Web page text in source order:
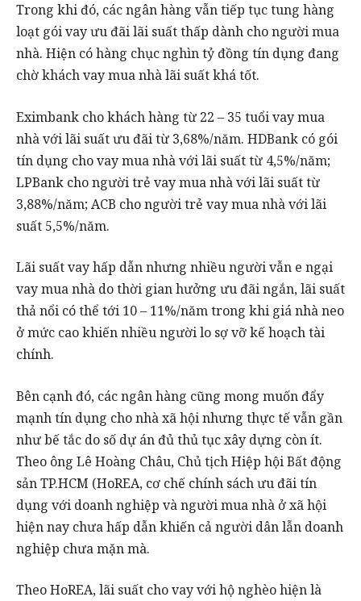
Trong khi đó, các ngân hàng vẫn tiếp tục tung hàng
loạt gói vay ưu đãi lãi suất thấp dành cho người mua
nhà. Hiện có hàng chục nghìn tỷ đồng tín dụng đang
chờ khách vay mua nhà lãi suất khá tốt.
Eximbank cho khách hàng từ 22 – 35 tuổi vay mua
nhà với lãi suất ưu đãi từ 3,68%/năm. HDBank có gói
tín dụng cho vay mua nhà với lãi suất từ 4,5%/năm;
LPBank cho người trẻ vay mua nhà với lãi suất từ
3,88%/năm; ACB cho người trẻ vay mua nhà với lãi
suất 5,5%/năm.
Lãi suất vay hấp dẫn nhưng nhiều người vẫn e ngại
vay mua nhà do thời gian hưởng ưu đãi ngắn, lãi suất
thả nổi có thể tới 10 – 11%/năm trong khi giá nhà neo
ở mức cao khiến nhiều người lo sợ vỡ kế hoạch tài
chính.
Bên cạnh đó, các ngân hàng cũng mong muốn đẩy
mạnh tín dụng cho nhà xã hội nhưng thực tế vẫn gần
như bế tắc do số dự án đủ thủ tục xây dựng còn ít.
Theo ông Lê Hoàng Châu, Chủ tịch Hiệp hội Bất động
sản TP.HCM (HoREA, cơ chế chính sách ưu đãi tín
dụng với doanh nghiệp và người mua nhà ở xã hội
hiện nay chưa hấp dẫn khiến cả người dân lẫn doanh
nghiệp chưa mặn mà.
Theo HoREA, lãi suất cho vay với hộ nghèo hiện là